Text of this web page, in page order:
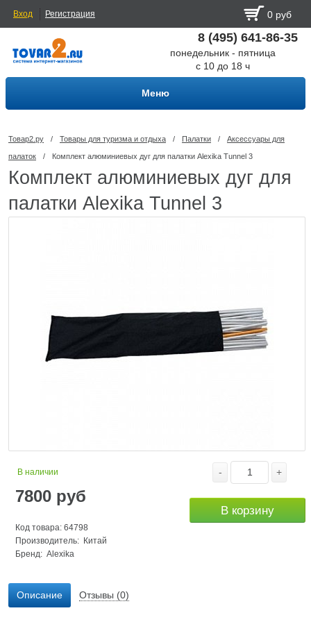
Вход Регистрация 0 руб
8 (495) 641-86-35
понедельник - пятница
с 10 до 18 ч
Меню
Товар2.ру / Товары для туризма и отдыха / Палатки / Аксессуары для
палаток / Комплект алюминиевых дуг для палатки Alexika Tunnel 3
Комплект алюминиевых дуг для
палатки Alexika Tunnel 3
В наличии
7800 руб
Код товара: 64798
Производитель: Китай
Бренд: Alexika
- +
В корзину
Описание Отзывы (0)